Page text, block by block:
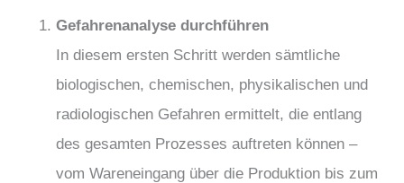
Gefahrenanalyse durchführen
In diesem ersten Schritt werden sämtliche
biologischen, chemischen, physikalischen und
radiologischen Gefahren ermittelt, die entlang
des gesamten Prozesses auftreten können –
vom Wareneingang über die Produktion bis zum